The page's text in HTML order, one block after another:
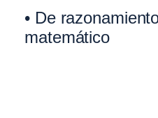
• De
matemático